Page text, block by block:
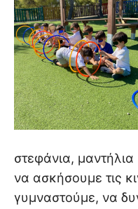
στεφάνια,
να ασκήσουμε τις
γυμναστούμε, να